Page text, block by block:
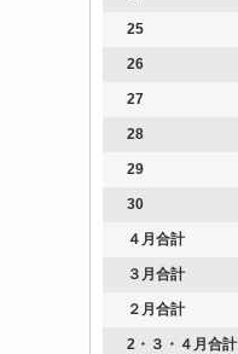
25
26
27
28
29
30
４月合計
３月合計
２月合計
2 ・３・４月合計